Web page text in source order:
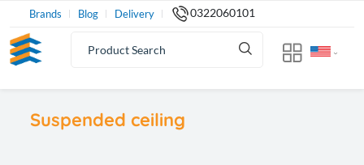
Brands Blog Delivery 0322060101
Suspended ceiling